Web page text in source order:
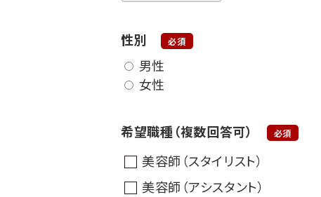
性別 必須
男性
女性
希望職種（複数回答可） 必須
美容師（スタイリスト）
美容師（アシスタント）